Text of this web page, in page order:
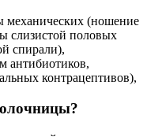
(ношение
слизистой половых
спирали),
антибиотиков,
контрацептивов),